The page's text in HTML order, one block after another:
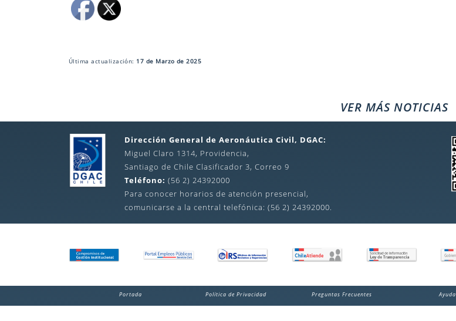
Última actualización: 17 de Marzo de 2025
VER MÁS NOTICIAS
Dirección General de Aeronáutica Civil, DGAC:
Miguel Claro 1314, Providencia,
Santiago de Chile Clasificador 3, Correo 9
Teléfono: (56 2) 24392000
Para conocer horarios de atención presencial,
comunicarse a la central telefónica: (56 2) 24392000.
Portada Política de Privacidad Preguntas Frecuentes Ayuda